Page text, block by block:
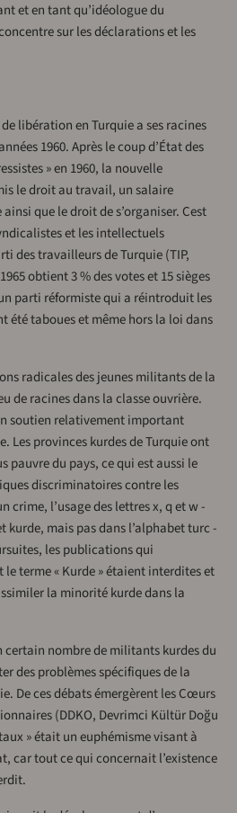
et en tant qu’idéologue du
sur les déclarations et les
libération en Turquie a ses racines
1960. Après le coup d’État des
» en 1960, la nouvelle
le droit au travail, un salaire
que le droit de s’organiser. Cest
et les intellectuels
des travailleurs de Turquie (TIP,
obtient 3 % des votes et 15 sièges
parti réformiste qui a réintroduit les
été taboues et même hors la loi dans
radicales des jeunes militants de la
de racines dans la classe ouvrière.
soutien relativement important
Les provinces kurdes de Turquie ont
pauvre du pays, ce qui est aussi le
discriminatoires contre les
crime, l’usage des lettres x, q et w -
kurde, mais pas dans l’alphabet turc -
les publications qui
terme « Kurde » étaient interdites et
la minorité kurde dans la
certain nombre de militants kurdes du
des problèmes spécifiques de la
De ces débats émergèrent les Cœurs
(DDKO, Devrimci Kültür Doğu
» était un euphémisme visant à
car tout ce qui concernait l’existence